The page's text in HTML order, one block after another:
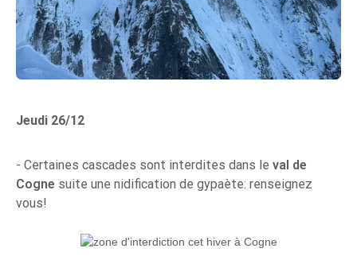
Jeudi 26/12
- Certaines cascades sont interdites dans le val de
Cogne suite une nidification de gypaète: renseignez
vous!